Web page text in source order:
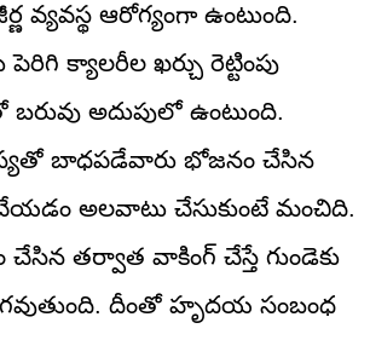
వ్యవస్థ ఆరోగ్యంగా ఉంటుంది.
క్యాలరీల ఖర్చు రెట్టింపు
బరువు అదుపులో ఉంటుంది.
బాధపడేవారు భోజనం చేసిన
అలవాటు చేసుకుంటే మంచిది.
తర్వాత వాకింగ్ చేస్తే గుండెకు
దీంతో హృదయ సంబంధ